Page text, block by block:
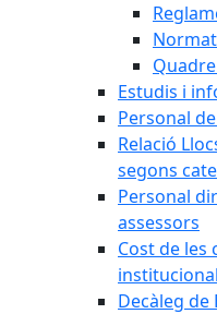
Estudis i
Personal
Relació
segons
Personal
assessors
Cost de les
institucional
Decàleg de